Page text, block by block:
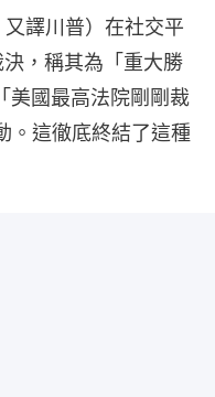
譯川普）在社交平
，稱其為「重大勝
美國最高法院剛剛裁
。這徹底終結了這種